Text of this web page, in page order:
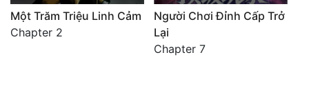
Một Trăm Triệu Linh Cảm
Chapter 2
Người Chơi Đỉnh Cấp Trở
Lại
Chapter 7